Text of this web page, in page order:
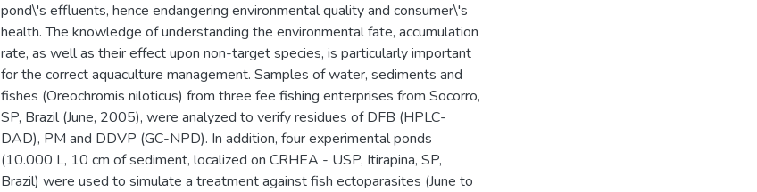
pond\'s effluents, hence endangering environmental quality and consumer\'s
health. The knowledge of understanding the environmental fate, accumulation
rate, as well as their effect upon non-target species, is particularly important
for the correct aquaculture management. Samples of water, sediments and
fishes (Oreochromis niloticus) from three fee fishing enterprises from Socorro,
SP, Brazil (June, 2005), were analyzed to verify residues of DFB (HPLC-
DAD), PM and DDVP (GC-NPD). In addition, four experimental ponds
(10.000 L, 10 cm of sediment, localized on CRHEA - USP, Itirapina, SP,
Brazil) were used to simulate a treatment against fish ectoparasites (June to